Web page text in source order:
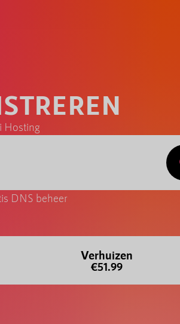
Hosting
DNS beheer
Verhuizen
€51.99